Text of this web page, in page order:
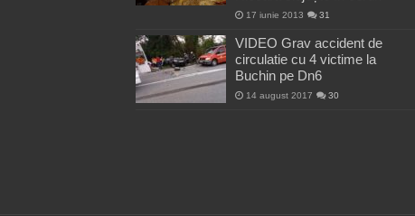
17 iunie 2013 31
VIDEO Grav accident de
circulatie cu 4 victime la
Buchin pe Dn6
14 august 2017 30